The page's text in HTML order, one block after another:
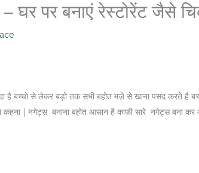
पर बनाएं रेस्टोरेंट जैसे
है बच्चो से लेकर बड़ो तक सभी बहोत मज़े से खाना पसंद करते है
कहना | नगेट्स बनाना बहोत आसान है काफी सारे नगेट्स